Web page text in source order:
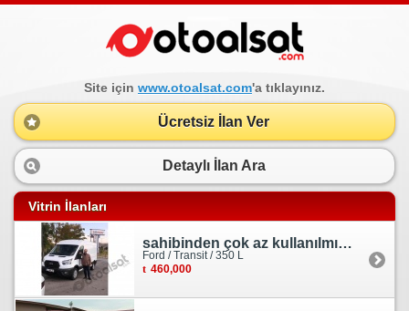
Site için www.otoalsat.com'a tıklayınız.
Ücretsiz İlan Ver
Detaylı İlan Ara
Vitrin İlanları
sahibinden çok az kullanılmış orjinal ford transit
Ford / Transit / 350 L
460,000